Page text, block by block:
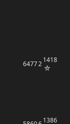
647721418
1386